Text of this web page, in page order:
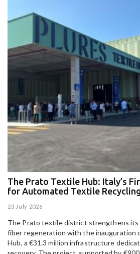
The Prato Textile Hub: Italy’s
for Automated Textile
23 July 2026
The Prato textile district strengthens its
fiber regeneration with the inauguration
Hub, a €31.3 million infrastructure